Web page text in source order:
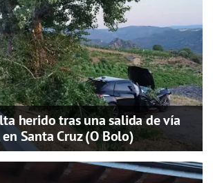
herido tras una salida de vía
Santa Cruz (O Bolo)